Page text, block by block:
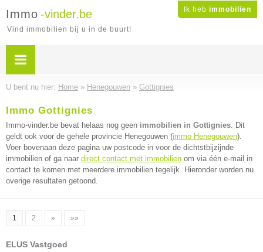
Ik heb immobilien
Immo -vinder.be
Vind immobilien bij u in de buurt!
U bent nu hier: Home » Henegouwen » Gottignies
Immo Gottignies
Immo-vinder.be bevat helaas nog geen immobilien in Gottignies. Dit
geldt ook voor de gehele provincie Henegouwen (immo Henegouwen).
Voer bovenaan deze pagina uw postcode in voor de dichtstbijzijnde
immobilien of ga naar direct contact met immobilien om via één e-mail in
contact te komen met meerdere immobilien tegelijk. Hieronder worden nu
overige resultaten getoond.
1 2 » »»
ELUS Vastgoed